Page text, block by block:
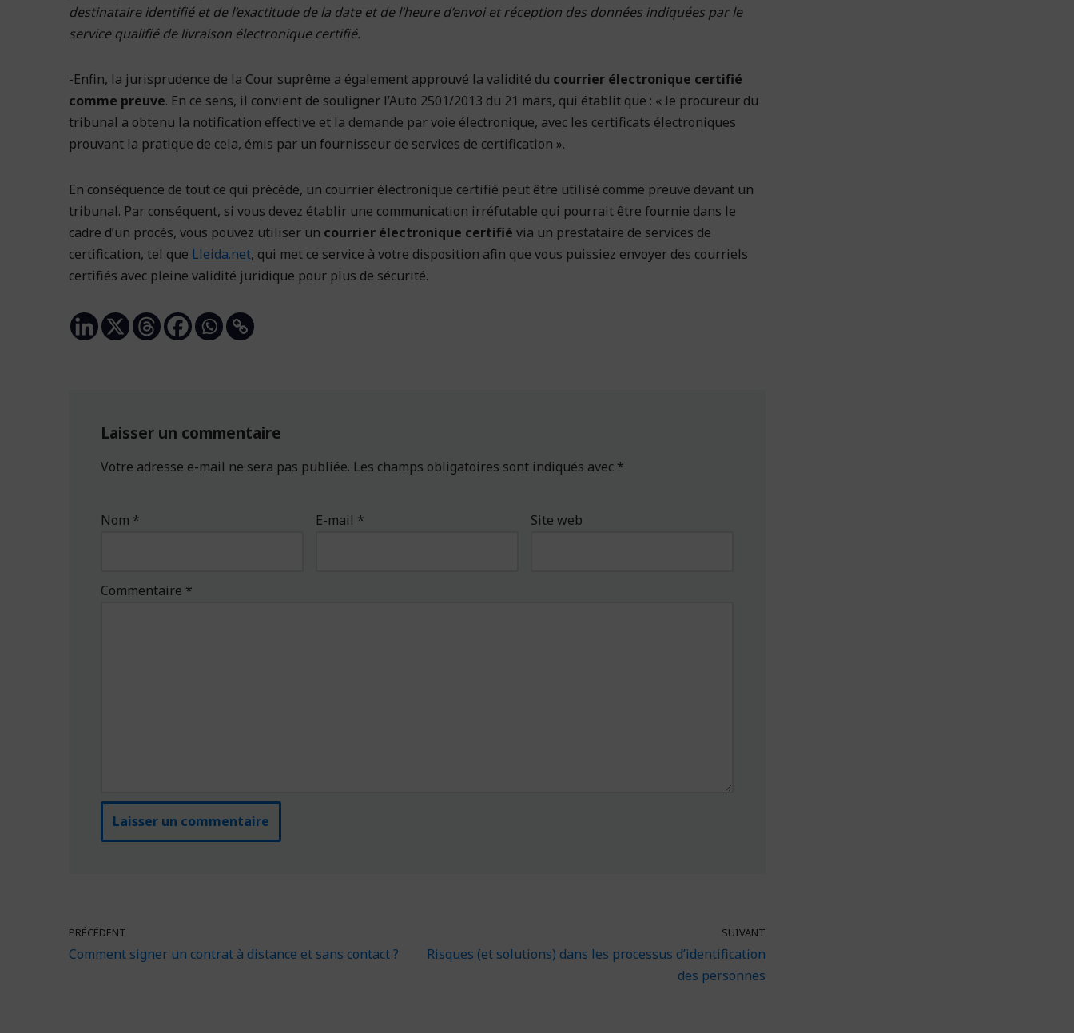
destinataire identifié et de l’exactitude de la date et de l’heure d’envoi et réception des données indiquées par le
service qualifié de livraison électronique certifié.
-Enfin, la jurisprudence de la Cour suprême a également approuvé la validité du courrier électronique certifié
comme preuve. En ce sens, il convient de souligner l’Auto 2501/2013 du 21 mars, qui établit que : « le procureur du
tribunal a obtenu la notification effective et la demande par voie électronique, avec les certificats électroniques
prouvant la pratique de cela, émis par un fournisseur de services de certification ».
En conséquence de tout ce qui précède, un courrier électronique certifié peut être utilisé comme preuve devant un
tribunal. Par conséquent, si vous devez établir une communication irréfutable qui pourrait être fournie dans le
cadre d’un procès, vous pouvez utiliser un courrier électronique certifié via un prestataire de services de
certification, tel que Lleida.net, qui met ce service à votre disposition afin que vous puissiez envoyer des courriels
certifiés avec pleine validité juridique pour plus de sécurité.
Laisser un commentaire
Votre adresse e-mail ne sera pas publiée. Les champs obligatoires sont indiqués avec *
Nom * E-mail * Site web
Commentaire *
PRÉCÉDENT
Comment signer un contrat à distance et sans contact ?
SUIVANT
Risques (et solutions) dans les processus d’identification
des personnes